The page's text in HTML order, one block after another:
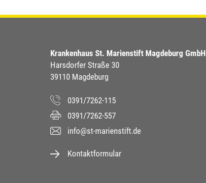
Krankenhaus St. Marienstift Magdeburg GmbH
Harsdorfer Straße 30
39110 Magdeburg
0391/7262-115
0391/7262-557
info@st-marienstift.de
Kontaktformular